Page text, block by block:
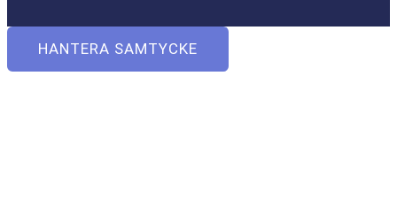
HANTERA SAMTYCKE